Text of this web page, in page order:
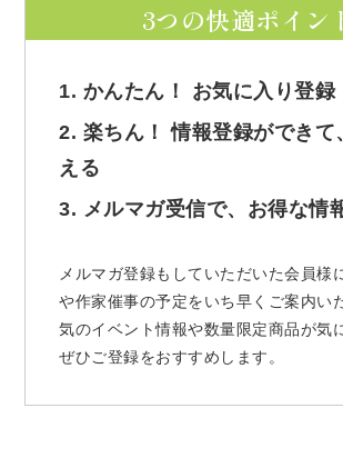
3つの快適ポイン
1. かんたん！ お気に入り登録
2. 楽ちん！ 情報登録ができて
える
3. メルマガ受信で、お得な情
メルマガ登録もしていただいた会員様
や作家催事の予定をいち早くご案内い
気のイベント情報や数量限定商品が気
ぜひご登録をおすすめします。